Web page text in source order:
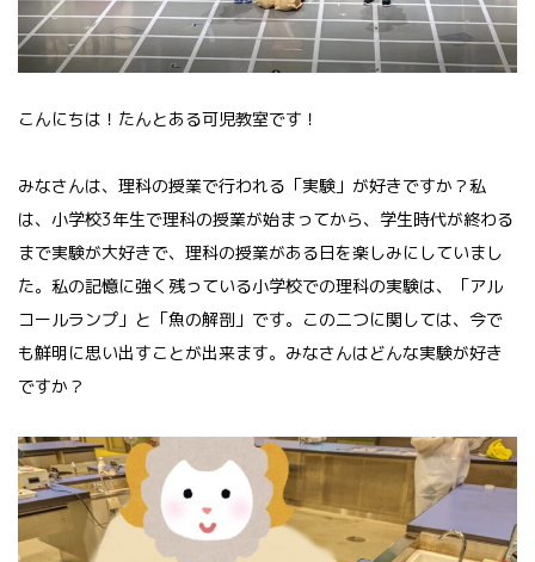
こんにちは！たんとある可児教室です！
みなさんは、理科の授業で行われる「実験」が好きですか？私
は、小学校3年生で理科の授業が始まってから、学生時代が終わる
まで実験が大好きで、理科の授業がある日を楽しみにしていまし
た。私の記憶に強く残っている小学校での理科の実験は、「アル
コールランプ」と「魚の解剖」です。この二つに関しては、今で
も鮮明に思い出すことが出来ます。みなさんはどんな実験が好き
ですか？